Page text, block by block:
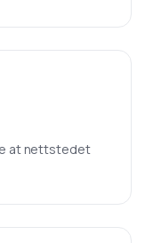
at nettstedet